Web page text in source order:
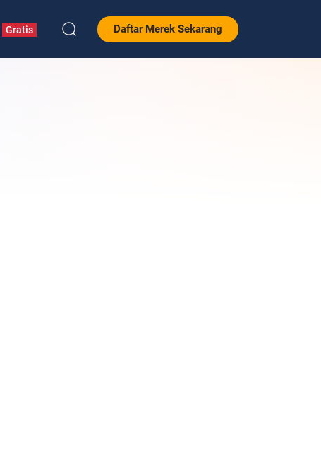
Gratis Daftar Merek Sekarang